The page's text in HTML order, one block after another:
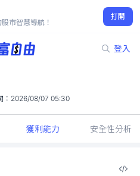
市智慧導航！
打開
登入
2026/08/07 05:30
獲利能力 安全性分析